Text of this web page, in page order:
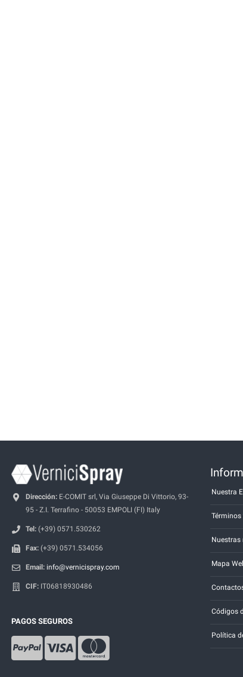
Dirección: E-COMIT srl, Via Giuseppe Di Vittorio, 93-
95 - Z.I. Terrafino - 50053 EMPOLI (FI) Italy
Tel: (+39) 0571.530262
Fax: (+39) 0571.534056
Email: info@vernicispray.com
CIF: IT06818930486
PAGOS SEGUROS
Nuestra
Términos
Nuestras
Mapa
Códigos
Política